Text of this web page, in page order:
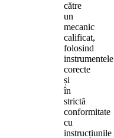
către
un
mecanic
calificat,
folosind
instrumentele
corecte
și
în
strictă
conformitate
cu
instrucțiunile